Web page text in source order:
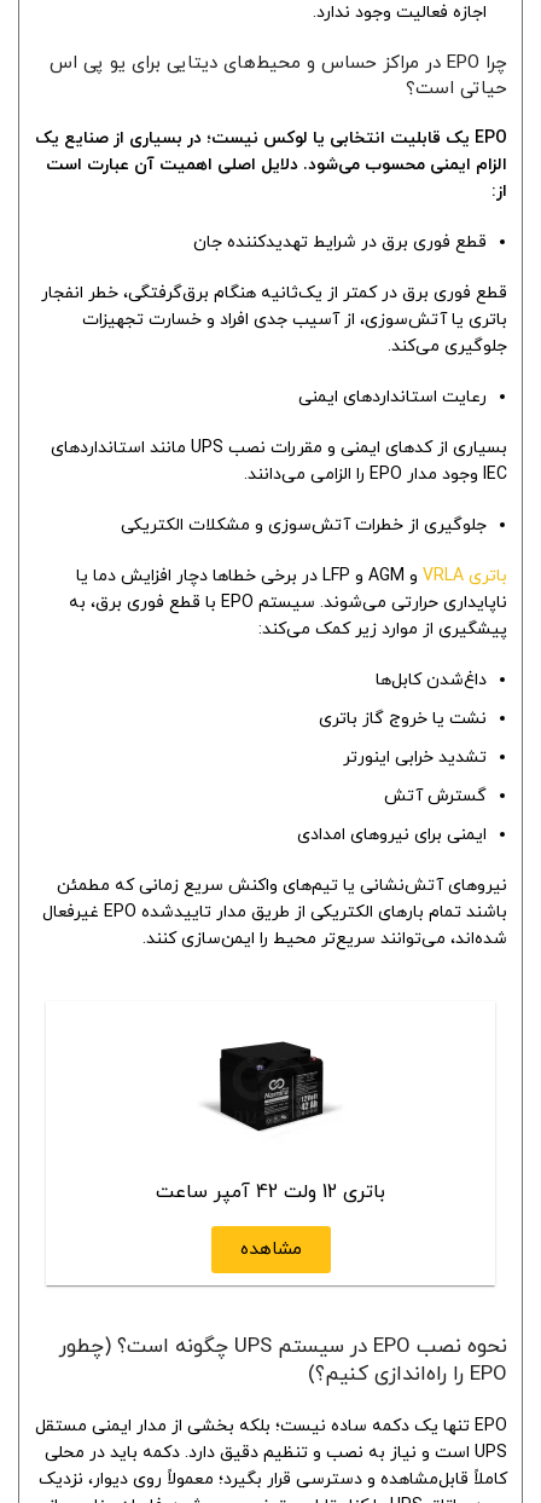
اجازه فعالیت وجود ندارد.
چرا EPO در مراکز حساس و محیط‌های دیتایی برای یو پی اس
حیاتی است؟
EPO یک قابلیت انتخابی یا لوکس نیست؛ در بسیاری از صنایع یک
الزام ایمنی محسوب می‌شود. دلایل اصلی اهمیت آن عبارت است
از:
قطع فوری برق در شرایط تهدیدکننده جان
قطع فوری برق در کمتر از یک‌ثانیه هنگام برق‌گرفتگی، خطر انفجار
باتری یا آتش‌سوزی، از آسیب جدی افراد و خسارت تجهیزات
جلوگیری می‌کند.
رعایت استانداردهای ایمنی
بسیاری از کدهای ایمنی و مقررات نصب UPS مانند استانداردهای
IEC وجود مدار EPO را الزامی می‌دانند.
جلوگیری از خطرات آتش‌سوزی و مشکلات الکتریکی
باتری‌ VRLA
و AGM و LFP در برخی خطاها دچار افزایش دما یا
ناپایداری حرارتی می‌شوند. سیستم EPO با قطع فوری برق، به
پیشگیری از موارد زیر کمک می‌کند:
داغ‌شدن کابل‌ها
نشت یا خروج گاز باتری
تشدید خرابی اینورتر
گسترش آتش
ایمنی برای نیروهای امدادی
نیروهای آتش‌نشانی یا تیم‌های واکنش سریع زمانی که مطمئن
باشند تمام بارهای الکتریکی از طریق مدار تاییدشده EPO غیرفعال
شده‌اند، می‌توانند سریع‌تر محیط را ایمن‌سازی کنند.
باتری 12 ولت 42 آمپر ساعت
مشاهده
نحوه نصب EPO در سیستم UPS چگونه است؟ (چطور
EPO را راه‌اندازی کنیم؟)
EPO تنها یک دکمه ساده نیست؛ بلکه بخشی از مدار ایمنی مستقل
UPS است و نیاز به نصب و تنظیم دقیق دارد. دکمه باید در محلی
کاملاً قابل‌مشاهده و دسترسی قرار بگیرد؛ معمولاً روی دیوار، نزدیک